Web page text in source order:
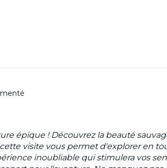
épique ! Découvrez la beauté
visite vous permet d'explorer en
inoubliable qui stimulera vos